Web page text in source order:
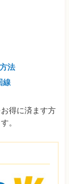
法
線
得に済ます方
。